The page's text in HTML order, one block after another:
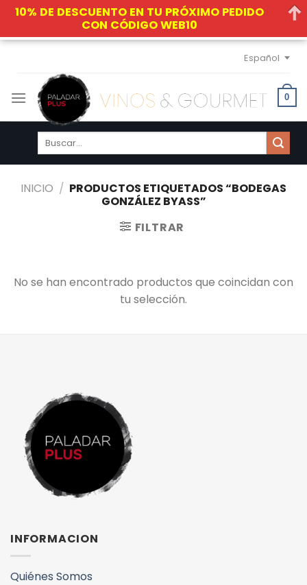
Skip
content
Español
0
Buscar
INICIO / PRODUCTOS ETIQUETADOS “BODEGAS
GONZÁLEZ BYASS”
FILTRAR
No se han encontrado productos que coincidan con
tu selección.
INFORMACION
Quiénes Somos
10% DE DESCUENTO EN TU PRÓXIMO PEDIDO
CON CÓDIGO WEB10